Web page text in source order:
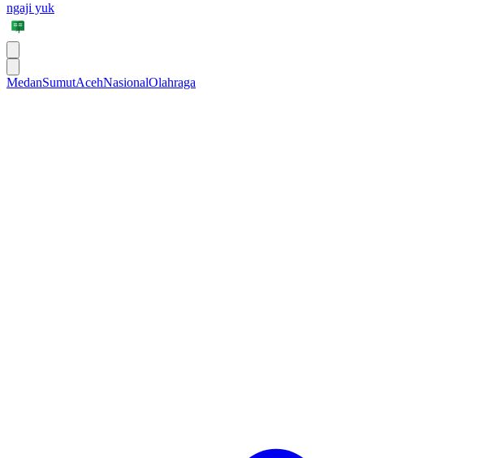
ngaji yuk
MedanSumutAcehNasionalOlahraga